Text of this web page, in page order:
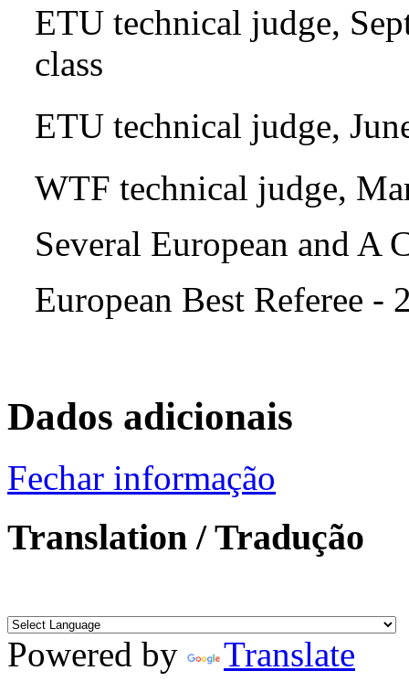
ETU technical judge,
class
ETU technical judge,
WTF technical judge,
Several European and A
European Best Referee -
Dados adicionais
Fechar informação
Translation / Tradução
Powered by Translate